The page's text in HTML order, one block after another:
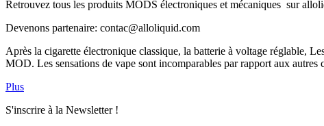
Retrouvez tous les produits MODS électroniques et mécaniques sur
Devenons partenaire: contac@alloliquid.com
Après la cigarette électronique classique, la batterie à voltage réglable,
MOD. Les sensations de vape sont incomparables par rapport aux
Plus
S'inscrire à la Newsletter !